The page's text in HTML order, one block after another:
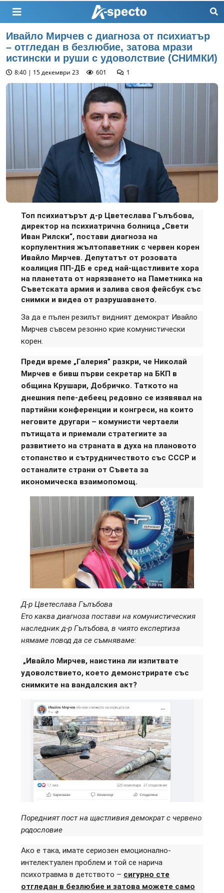
Ивайло Мирчев с диагноза от психиатър
– отгледан в безлюбие, затова мрази
истински и руши с удоволствие (СНИМКИ)
8:40 | 15 декември 23 601 1
Топ психиатърът д-р Цветеслава Гълъбова,
директор на психиатрична болница „Свети
Иван Рилски“, постави диагноза на
корпулентния жълтопаветник с червен корен
Ивайло Мирчев. Депутатът от розовата
коалиция ПП-ДБ е сред най-щастливите хора
на планетата от нарязването на Паметника на
Съветската армия и залива своя фейсбук със
снимки и видеа от разрушаването.
За да е пълен резилът видният демократ Ивайло
Мирчев съвсем резонно крие комунистически
корен.
Преди време „Галерия” разкри, че Николай
Мирчев е бивш първи секретар на БКП в
община Крушари, Добричко. Таткото на
днешния пепе-дебеец редовно се изявявал на
партийни конференции и конгреси, на които
неговите другари – комунисти чертаели
пътищата и приемали стратегиите за
развитието на страната в духа на плановото
стопанство и сътрудничеството със СССР и
останалите страни от Съвета за
икономическа взаимопомощ.
Д-р Цветеслава Гълъбова
Ето каква диагноза постави на комунистическия
наследник д-р Гълъбова, в чиято експертиза
нямаме повод да се съмняваме:
„Ивайло Мирчев, наистина ли изпитвате
удоволствието, което демонстрирате със
снимките на вандалския акт?
Поредният пост на щастливия демократ с червено
родословие
Ако е така, имате сериозен емоционално-
интелектуален проблем и той се нарича
психотравма в детството – сигурно сте
отгледан в безлюбие и затова можете само